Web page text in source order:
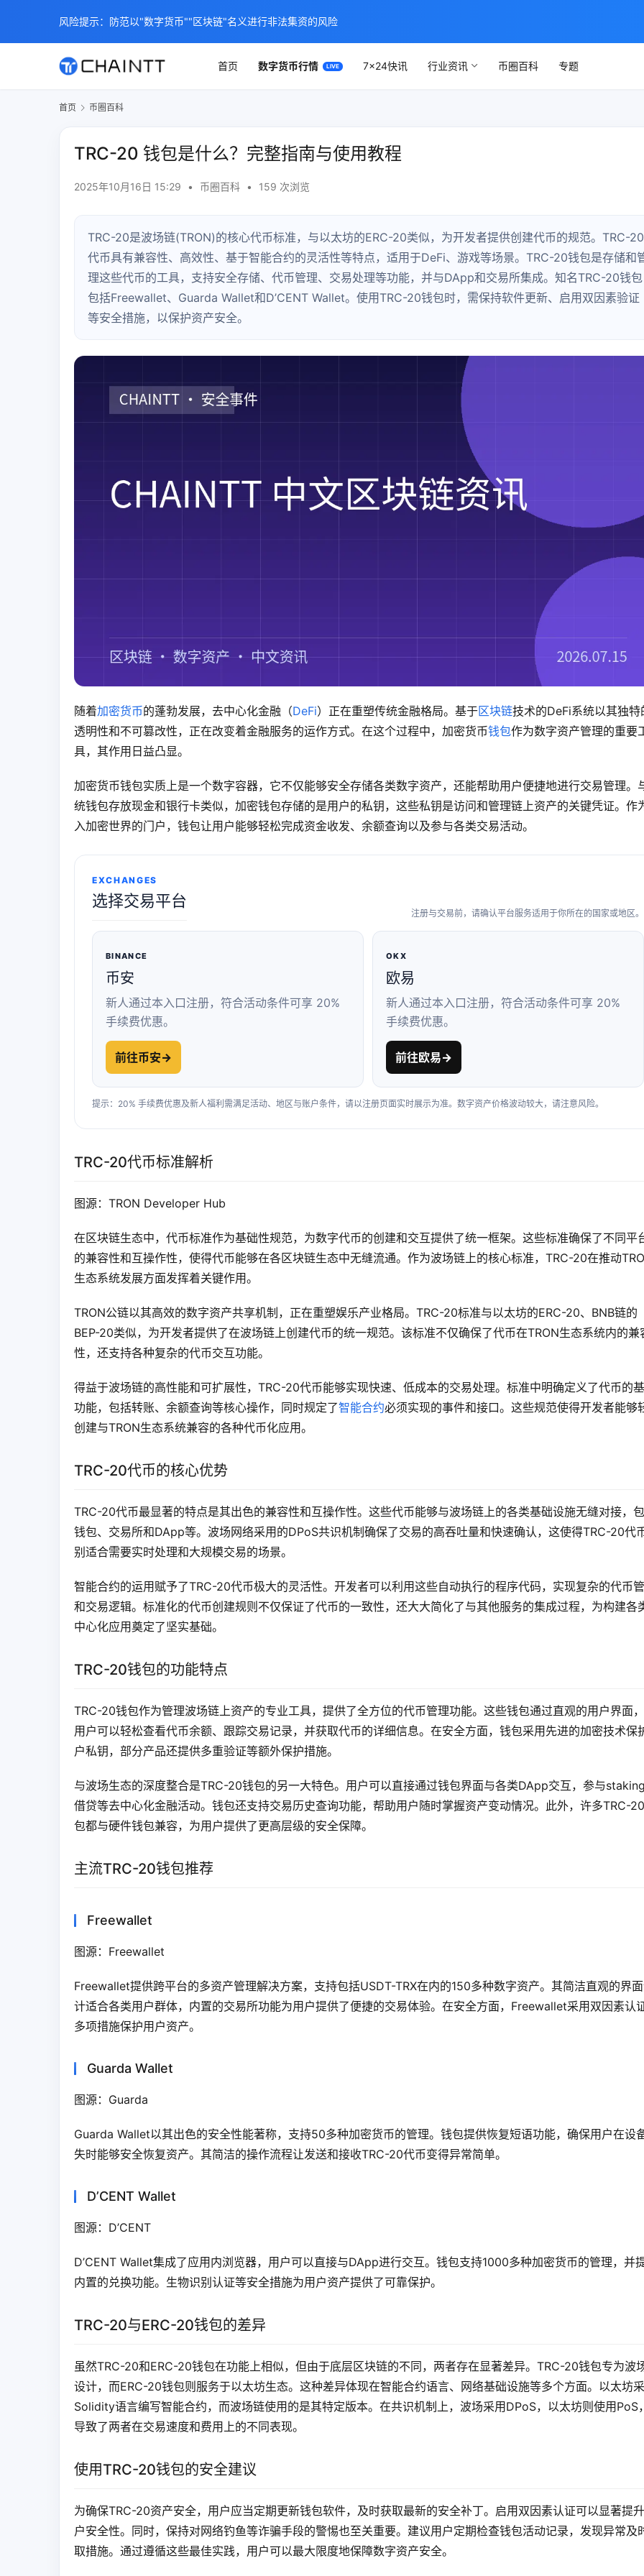
首页 数字货币行情 7×24快讯 行业资讯 币圈百科 专题
首页 币圈百科
TRC-20 钱包是什么？完整指南与使用教程
2025年10月16日 15:29 • 币圈百科 • 159 次浏览
TRC-20是波场链(TRON)的核心代币标准，与以太坊的ERC-20类似，为开发者提供创建代币的规范。TRC-20
代币具有兼容性、高效性、基于智能合约的灵活性等特点，适用于DeFi、游戏等场景。TRC-20钱包是存储和
理这些代币的工具，支持安全存储、代币管理、交易处理等功能，并与DApp和交易所集成。知名TRC-20钱包
包括Freewallet、Guarda Wallet和D’CENT Wallet。使用TRC-20钱包时，需保持软件更新、启用双因素验证
等安全措施，以保护资产安全。
随着加密货币的蓬勃发展，去中心化金融（DeFi）正在重塑传统金融格局。基于区块链技术的DeFi系统以其独特
透明性和不可篡改性，正在改变着金融服务的运作方式。在这个过程中，加密货币钱包作为数字资产管理的重要
具，其作用日益凸显。
加密货币钱包实质上是一个数字容器，它不仅能够安全存储各类数字资产，还能帮助用户便捷地进行交易管理。
统钱包存放现金和银行卡类似，加密钱包存储的是用户的私钥，这些私钥是访问和管理链上资产的关键凭证。作
入加密世界的门户，钱包让用户能够轻松完成资金收发、余额查询以及参与各类交易活动。
EXCHANGES
选择交易平台
注册与交易前，请确认平台服务适用于你所在的国家或地区。
BINANCE
币安
新人通过本入口注册，符合活动条件可享 20%
手续费优惠。
前往币安→
OKX
欧易
新人通过本入口注册，符合活动条件可享 20%
手续费优惠。
前往欧易→
提示：20% 手续费优惠及新人福利需满足活动、地区与账户条件，请以注册页面实时展示为准。数字资产价格波动较大，请注意风险。
TRC-20代币标准解析
图源：TRON Developer Hub
在区块链生态中，代币标准作为基础性规范，为数字代币的创建和交互提供了统一框架。这些标准确保了不同平
的兼容性和互操作性，使得代币能够在各区块链生态中无缝流通。作为波场链上的核心标准，TRC-20在推动
生态系统发展方面发挥着关键作用。
TRON公链以其高效的数字资产共享机制，正在重塑娱乐产业格局。TRC-20标准与以太坊的ERC-20、BNB链的
BEP-20类似，为开发者提供了在波场链上创建代币的统一规范。该标准不仅确保了代币在TRON生态系统内的兼
性，还支持各种复杂的代币交互功能。
得益于波场链的高性能和可扩展性，TRC-20代币能够实现快速、低成本的交易处理。标准中明确定义了代币的
功能，包括转账、余额查询等核心操作，同时规定了智能合约必须实现的事件和接口。这些规范使得开发者能够
创建与TRON生态系统兼容的各种代币化应用。
TRC-20代币的核心优势
TRC-20代币最显著的特点是其出色的兼容性和互操作性。这些代币能够与波场链上的各类基础设施无缝对接，
钱包、交易所和DApp等。波场网络采用的DPoS共识机制确保了交易的高吞吐量和快速确认，这使得TRC-20代
别适合需要实时处理和大规模交易的场景。
智能合约的运用赋予了TRC-20代币极大的灵活性。开发者可以利用这些自动执行的程序代码，实现复杂的代币
和交易逻辑。标准化的代币创建规则不仅保证了代币的一致性，还大大简化了与其他服务的集成过程，为构建各
中心化应用奠定了坚实基础。
TRC-20钱包的功能特点
TRC-20钱包作为管理波场链上资产的专业工具，提供了全方位的代币管理功能。这些钱包通过直观的用户界面
用户可以轻松查看代币余额、跟踪交易记录，并获取代币的详细信息。在安全方面，钱包采用先进的加密技术保
户私钥，部分产品还提供多重验证等额外保护措施。
与波场生态的深度整合是TRC-20钱包的另一大特色。用户可以直接通过钱包界面与各类DApp交互，参与staking
借贷等去中心化金融活动。钱包还支持交易历史查询功能，帮助用户随时掌握资产变动情况。此外，许多TRC-
包都与硬件钱包兼容，为用户提供了更高层级的安全保障。
主流TRC-20钱包推荐
Freewallet
图源：Freewallet
Freewallet提供跨平台的多资产管理解决方案，支持包括USDT-TRX在内的150多种数字资产。其简洁直观的界
计适合各类用户群体，内置的交易所功能为用户提供了便捷的交易体验。在安全方面，Freewallet采用双因素认
多项措施保护用户资产。
Guarda Wallet
图源：Guarda
Guarda Wallet以其出色的安全性能著称，支持50多种加密货币的管理。钱包提供恢复短语功能，确保用户在设
失时能够安全恢复资产。其简洁的操作流程让发送和接收TRC-20代币变得异常简单。
D’CENT Wallet
图源：D’CENT
D’CENT Wallet集成了应用内浏览器，用户可以直接与DApp进行交互。钱包支持1000多种加密货币的管理，并
内置的兑换功能。生物识别认证等安全措施为用户资产提供了可靠保护。
TRC-20与ERC-20钱包的差异
虽然TRC-20和ERC-20钱包在功能上相似，但由于底层区块链的不同，两者存在显著差异。TRC-20钱包专为波
设计，而ERC-20钱包则服务于以太坊生态。这种差异体现在智能合约语言、网络基础设施等多个方面。以太坊
Solidity语言编写智能合约，而波场链使用的是其特定版本。在共识机制上，波场采用DPoS，以太坊则使用PoS
导致了两者在交易速度和费用上的不同表现。
使用TRC-20钱包的安全建议
为确保TRC-20资产安全，用户应当定期更新钱包软件，及时获取最新的安全补丁。启用双因素认证可以显著提
户安全性。同时，保持对网络钓鱼等诈骗手段的警惕也至关重要。建议用户定期检查钱包活动记录，发现异常及
取措施。通过遵循这些最佳实践，用户可以最大限度地保障数字资产安全。
风险提示：防范以"数字货币""区块链"名义进行非法集资的风险